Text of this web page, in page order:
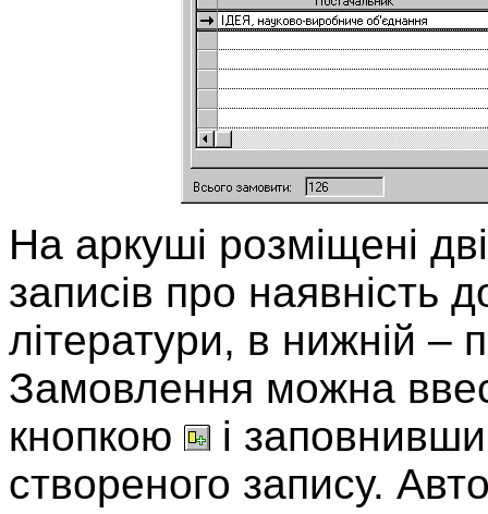
На аркуші розміщені
записів про наявність
літератури, в нижній –
Замовлення можна
кнопкою
і заповнивши
створеного запису.